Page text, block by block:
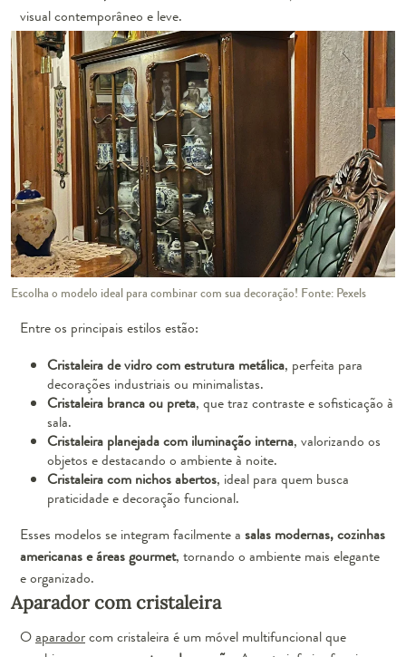
visual contemporâneo e leve.
Escolha o modelo ideal para combinar com sua decoração! Fonte: Pexels
Entre os principais estilos estão:
Cristaleira de vidro com estrutura metálica, perfeita para
decorações industriais ou minimalistas.
Cristaleira branca ou preta, que traz contraste e sofisticação à
sala.
Cristaleira planejada com iluminação interna, valorizando os
objetos e destacando o ambiente à noite.
Cristaleira com nichos abertos, ideal para quem busca
praticidade e decoração funcional.
Esses modelos se integram facilmente a salas modernas, cozinhas
americanas e áreas gourmet, tornando o ambiente mais elegante
e organizado.
Aparador com cristaleira
Oaparadorcom cristaleira é um móvel multifuncional que